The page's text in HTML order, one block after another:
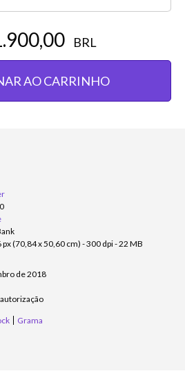
BRL
AO CARRINHO
(70,84 x 50,60 cm) - 300 dpi - 22 MB
de 2018
Grama